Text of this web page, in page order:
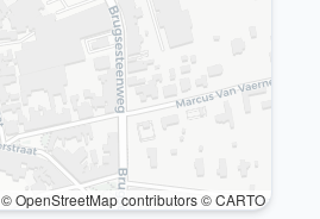
© OpenStreetMap contributors © CARTO